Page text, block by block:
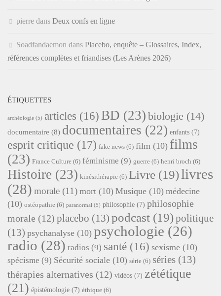
pierre dans Deux confs en ligne
Soadfandaemon dans Placebo, enquête – Glossaires, Index,
références complètes et friandises (Les Arènes 2026)
ÉTIQUETTES
archéologie (5) articles (16) BD (23) biologie (14)
documentaire (8) documentaires (22) enfants (7)
esprit critique (17) fake news (6) film (10) films
(23) France Culture (6) féminisme (9) guerre (6) henri broch (6)
Histoire (23) kinésithérapie (6) Livre (19)livres
(28) morale (11) mort (10) Musique (10) médecine
(10) ostéopathie (6) paranormal (5) philosophie (7) philosophie
morale (12) placebo (13) podcast (19)politique
(13) psychanalyse (10) psychologie (26)
radio (28) radios (9) santé (16) sexisme (10)
spécisme (9) Sécurité sociale (10) série (6) séries (13)
thérapies alternatives (12) vidéos (7) zététique
(21) épistémologie (7) éthique (6)